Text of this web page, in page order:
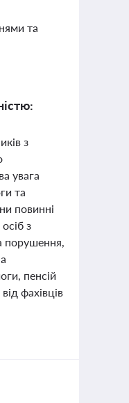
та
з
увага
та
повинні
з
порушення,
пенсій
фахівців